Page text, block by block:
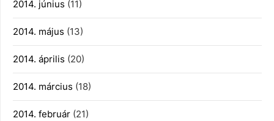
2014. június (11)
2014. május (13)
2014. április (20)
2014. március (18)
2014. február (21)